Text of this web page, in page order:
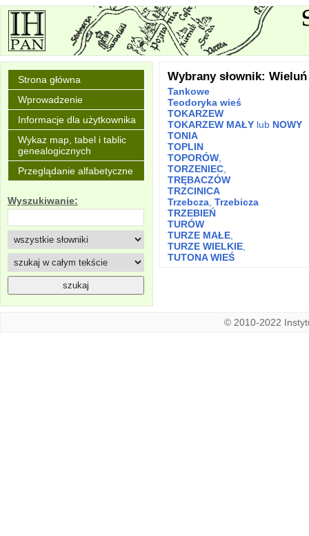
Strona główna
Wprowadzenie
Informacje dla użytkownika
Wykaz map, tabel i tablic
genealogicznych
Przeglądanie alfabetyczne
Wyszukiwanie:
Wybrany słownik: Wieluń
Tankowe
Teodoryka wieś
TOKARZEW
TOKARZEW MAŁY lub NOWY
TONIA
TOPLIN
TOPORÓW
TORZENIEC
TRĘBACZÓW
TRZCINICA
Trzebcza Trzebicza
TRZEBIEŃ
TURÓW
TURZE MAŁE
TURZE WIELKIE
TUTONA WIEŚ
© 2010-2022